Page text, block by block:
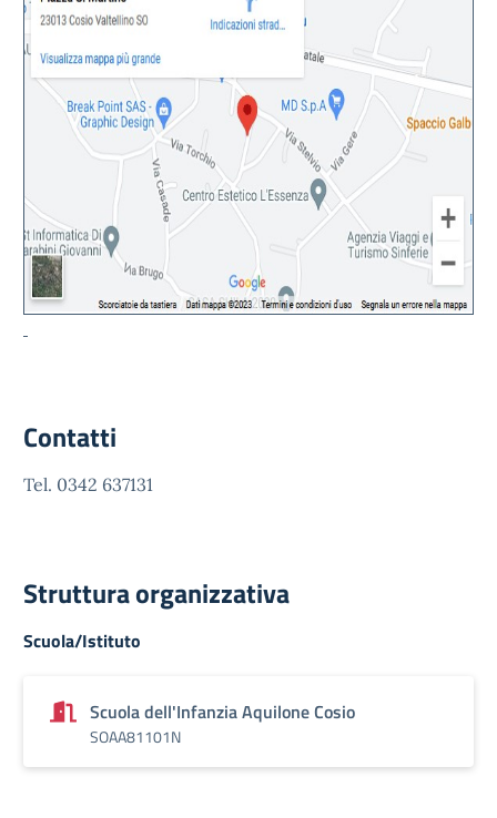
Contatti
Tel. 0342 637131
Struttura organizzativa
Scuola/Istituto
Scuola dell'Infanzia Aquilone Cosio
SOAA81101N